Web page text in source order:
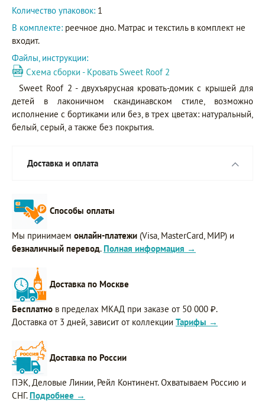
Количество упаковок: 1
В комплекте: реечное дно. Матрас и текстиль в комплект не
входит.
Файлы, инструкции:
Схема сборки - Кровать Sweet Roof 2
Sweet Roof 2 - двухъярусная кровать-домик с крышей для
детей в лаконичном скандинавском стиле, возможно
исполнение с бортиками или без, в трех цветах: натуральный,
белый, серый, а также без покрытия.
Доставка и оплата
Способы оплаты
Мы принимаем онлайн-платежи (Visa, MasterCard, МИР) и
безналичный перевод. Полная информация →
Доставка по Москве
Бесплатно в пределах МКАД при заказе от 50 000 ₽.
Доставка от 3 дней, зависит от коллекции Тарифы →
Доставка по России
ПЭК, Деловые Линии, Рейл Континент. Охватываем Россию и
СНГ. Подробнее →